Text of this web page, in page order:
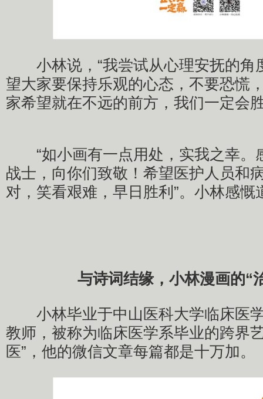
小林说，“我尝试从心理安抚的角
望大家要保持乐观的心态，不要恐慌
家希望就在不远的前方，我们一定会
“如小画有一点用处，实我之幸。
战士，向你们致敬！希望医护人员和
对，笑看艰难，早日胜利”。小林感慨
与诗词结缘，小林漫画的“
小林毕业于中山医科大学临床医
教师，被称为临床医学系毕业的跨界
医”，他的微信文章每篇都是十万加。